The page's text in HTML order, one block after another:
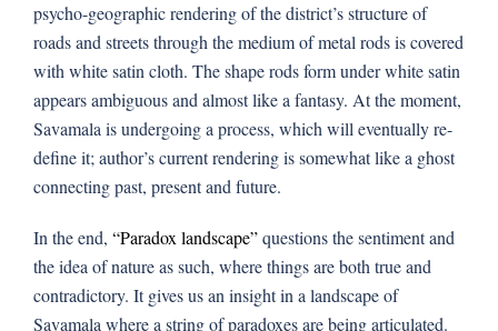
psycho-geographic rendering of the district’s structure of
roads and streets through the medium of metal rods is covered
with white satin cloth. The shape rods form under white satin
appears ambiguous and almost like a fantasy. At the moment,
Savamala is undergoing a process, which will eventually re-
define it; author’s current rendering is somewhat like a ghost
connecting past, present and future.
In the end, “Paradox landscape”questions the sentiment and
the idea of nature as such, where things are both true and
contradictory. It gives us an insight in a landscape of
Savamala where a string of paradoxes are being articulated.